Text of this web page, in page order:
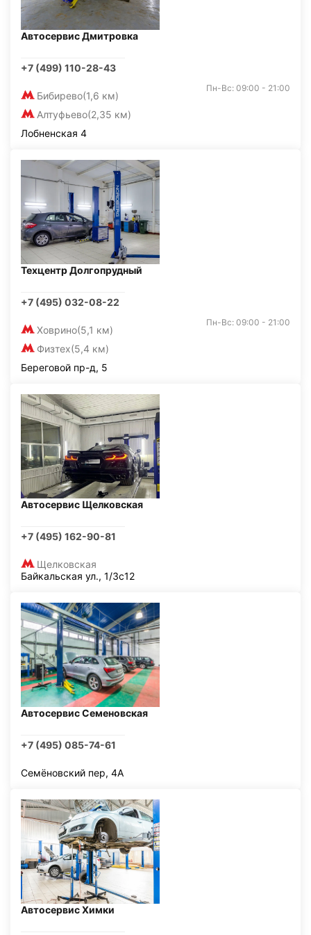
Автосервис Дмитровка
+7 (499) 110-28-43
Бибирево(1,6 км)
Алтуфьево(2,35 км)
Пн-Вс: 09:00 - 21:00
Лобненская 4
Техцентр Долгопрудный
+7 (495) 032-08-22
Ховрино(5,1 км)
Физтех(5,4 км)
Пн-Вс: 09:00 - 21:00
Береговой пр-д, 5
Автосервис Щелковская
+7 (495) 162-90-81
Щелковская
Байкальская ул., 1/3с12
Автосервис Семеновская
+7 (495) 085-74-61
Семёновский пер, 4А
Автосервис Химки